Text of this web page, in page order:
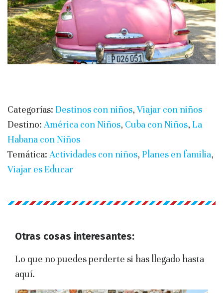
Categorías: Destinos con niños, Viajar con niños
Destino: América con Niños, Cuba con Niños, La
Habana con Niños
Temática: Actividades con niños, Planes en familia,
Viajar es Educar
Otras cosas interesantes:
Lo que no puedes perderte si has llegado hasta
aquí.